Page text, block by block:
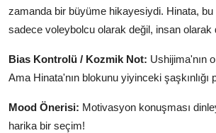
zamanda bir büyüme hikayesiydi. Hinata,
sadece voleybolcu olarak değil, insan olarak
Bias Kontrolü / Kozmik Not: Ushijima'nın
Ama Hinata'nın blokunu yiyinceki şaşkınlığı
Mood Önerisi: Motivasyon konuşması
harika bir seçim!